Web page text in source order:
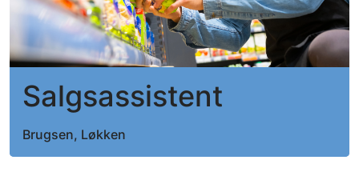
Salgsassistent
Brugsen, Løkken